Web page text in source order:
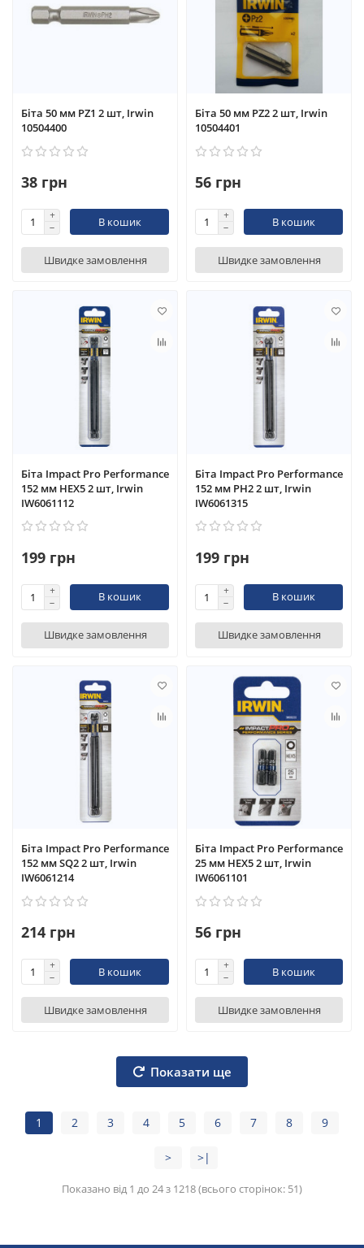
Біта 50 мм PZ1 2 шт, Irwin
10504400
38 грн
В кошик
Швидке замовлення
Біта 50 мм PZ2 2 шт, Irwin
10504401
56 грн
В кошик
Швидке замовлення
Біта Impact Pro Performance
152 мм HEX5 2 шт, Irwin
IW6061112
199 грн
В кошик
Швидке замовлення
Біта Impact Pro Performance
152 мм PH2 2 шт, Irwin
IW6061315
199 грн
В кошик
Швидке замовлення
Біта Impact Pro Performance
152 мм SQ2 2 шт, Irwin
IW6061214
214 грн
В кошик
Швидке замовлення
Біта Impact Pro Performance
25 мм HEX5 2 шт, Irwin
IW6061101
56 грн
В кошик
Швидке замовлення
Показати ще
1 2 3 4 5 6 7 8 9
> >|
Показано від 1 до 24 з 1218 (всього сторінок: 51)